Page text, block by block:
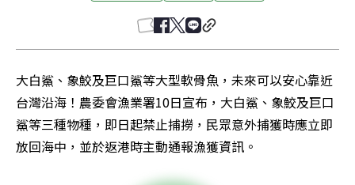
大白鯊、象鮫及巨口鯊等大型軟骨魚，未來可以安心靠近
台灣沿海！農委會漁業署10日宣布，大白鯊、象鮫及巨口
鯊等三種物種，即日起禁止捕撈，民眾意外捕獲時應立即
放回海中，並於返港時主動通報漁獲資訊。